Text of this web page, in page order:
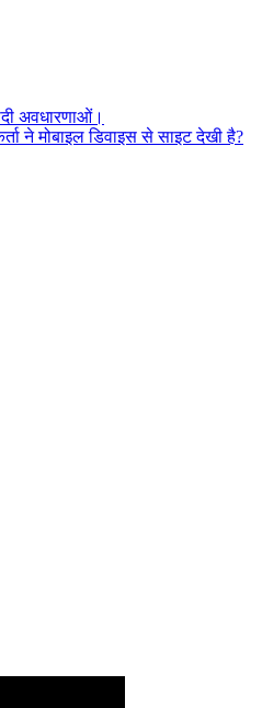
अवधारणाओं।
ने मोबाइल डिवाइस से साइट देखी है?